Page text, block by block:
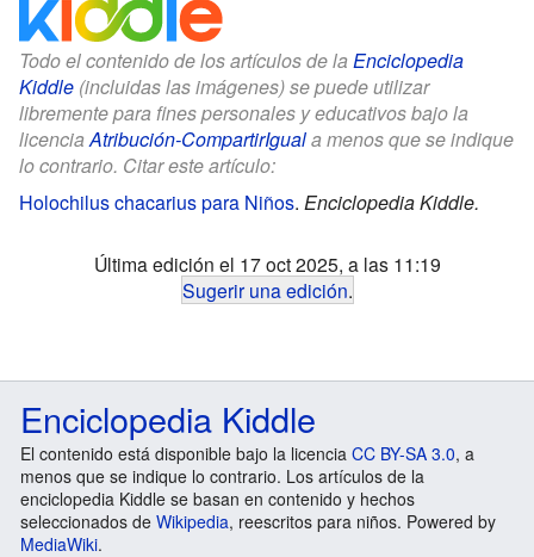
Todo el contenido de los artículos de la Enciclopedia
Kiddle (incluidas las imágenes) se puede utilizar
libremente para fines personales y educativos bajo la
licenciaAtribución-CompartirIguala menos que se indique
lo contrario. Citar este artículo:
Holochilus chacarius para Niños. Enciclopedia Kiddle.
Última edición el 17 oct 2025, a las 11:19
Sugerir una edición.
Enciclopedia Kiddle
El contenido está disponible bajo la licencia CC BY-SA 3.0, a
menos que se indique lo contrario. Los artículos de la
enciclopedia Kiddle se basan en contenido y hechos
seleccionados de Wikipedia, reescritos para niños. Powered by
MediaWiki.